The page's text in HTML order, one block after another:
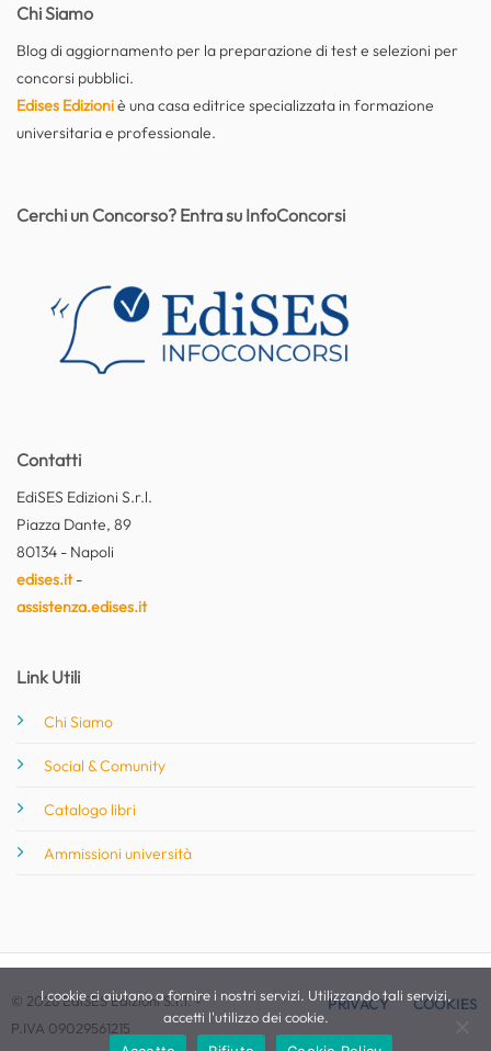
Chi Siamo
Blog di aggiornamento per la preparazione di test e selezioni per
concorsi pubblici.
Edises Edizioniè una casa editrice specializzata in formazione
universitaria e professionale.
Contatti
EdiSES Edizioni S.r.l.
Piazza Dante, 89
80134 - Napoli
edises.it-
assistenza.edises.it
Link Utili
Chi Siamo
Social & Comunity
Catalogo libri
Ammissioni università
Cerchi un Concorso? Entra su InfoConcorsi
© 2026 EdiSES Edizioni S.r.l. -
P.IVA 09029561215
PRIVACY COOKIES
I cookie ci aiutano a fornire i nostri servizi. Utilizzando tali servizi,
accetti l'utilizzo dei cookie.